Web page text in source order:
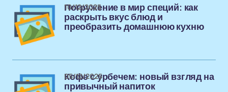
Погружение в мир специй: как
раскрыть вкус блюд и
преобразить домашнюю кухню
10/12/2025
Кофе с урбечем: новый взгляд на
привычный напиток
05/12/2025